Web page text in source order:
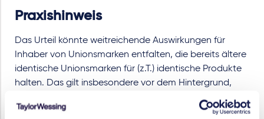
Praxishinweis
Das Urteil könnte weitreichende Auswirkungen für
Inhaber von Unionsmarken entfalten, die bereits ältere
identische Unionsmarken für (z.T.) identische Produkte
halten. Das gilt insbesondere vor dem Hintergrund,
dass Wiederholungsmarken in manchen Bereichen
(noch) als branchenüblich gelten dürften, worauf